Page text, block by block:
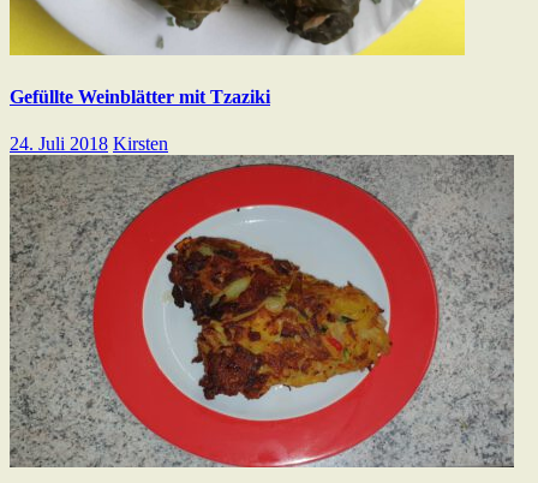
Gefüllte Weinblätter mit Tzaziki
24. Juli 2018 Kirsten